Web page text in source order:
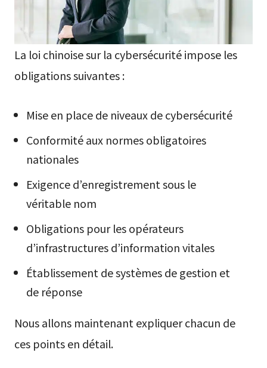
La loi chinoise sur la cybersécurité impose les
obligations suivantes :
Mise en place de niveaux de cybersécurité
Conformité aux normes obligatoires
nationales
Exigence d’enregistrement sous le
véritable nom
Obligations pour les opérateurs
d’infrastructures d’information vitales
Établissement de systèmes de gestion et
de réponse
Nous allons maintenant expliquer chacun de
ces points en détail.